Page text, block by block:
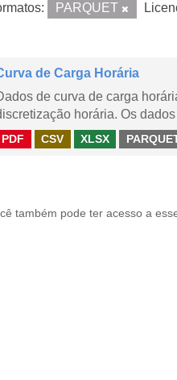
PARQUET
de Carga Horária
de curva de carga
horária. Os
PDF CSV XLSX
também pode ter acesso a